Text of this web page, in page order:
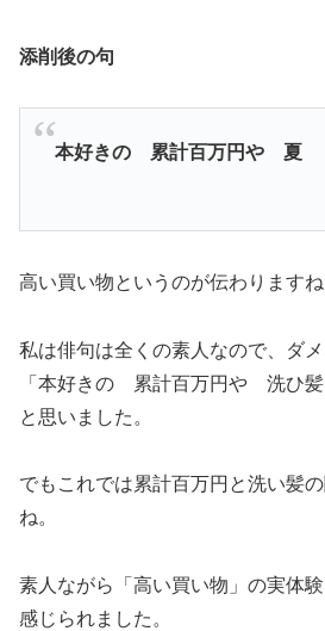
添削後の句
本好きの 累計百万円や 夏
高い買い物というのが伝わりますね
私は俳句は全くの素人なので、ダ
「本好きの 累計百万円や 洗ひ髪
と思いました。
でもこれでは累計百万円と洗い髪
ね。
素人ながら「高い買い物」の実体
感じられました。